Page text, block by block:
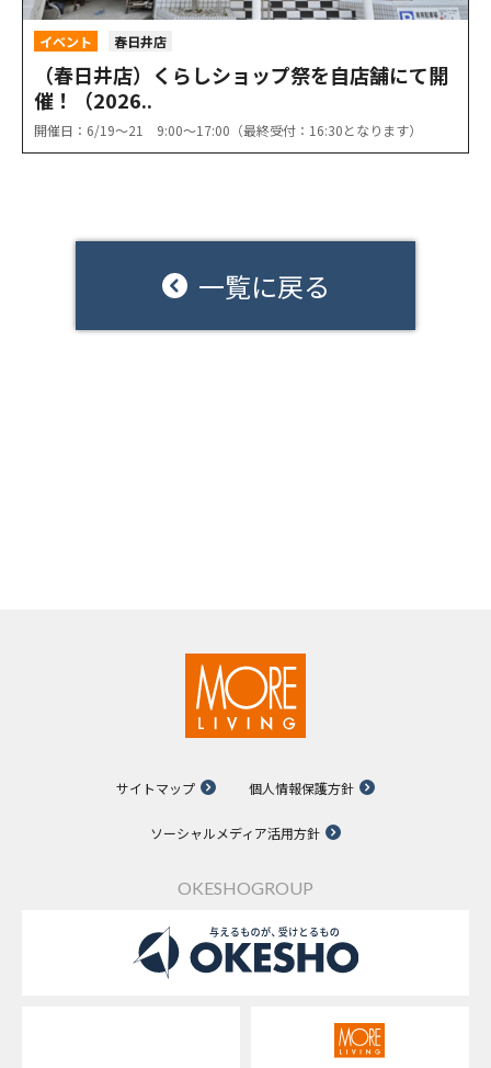
イベント 春日井店
（春日井店）くらしショップ祭を自店舗にて開
催！（2026..
開催日：6/19〜21 9:00〜17:00（最終受付：16:30となります）
一覧に戻る
サイトマップ 個人情報保護方針
ソーシャルメディア活用方針
OKESHOGROUP